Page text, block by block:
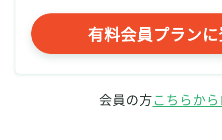
有料会員プラン
会員の方こちらか